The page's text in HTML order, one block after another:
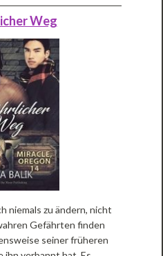
Weg
niemals zu ändern, nicht
Gefährten finden
seiner früheren